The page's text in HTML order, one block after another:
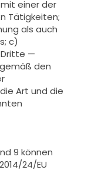
einer der
Tätigkeiten;
als auch
c)
Dritte —
den
Art und die
9 können
24/EU